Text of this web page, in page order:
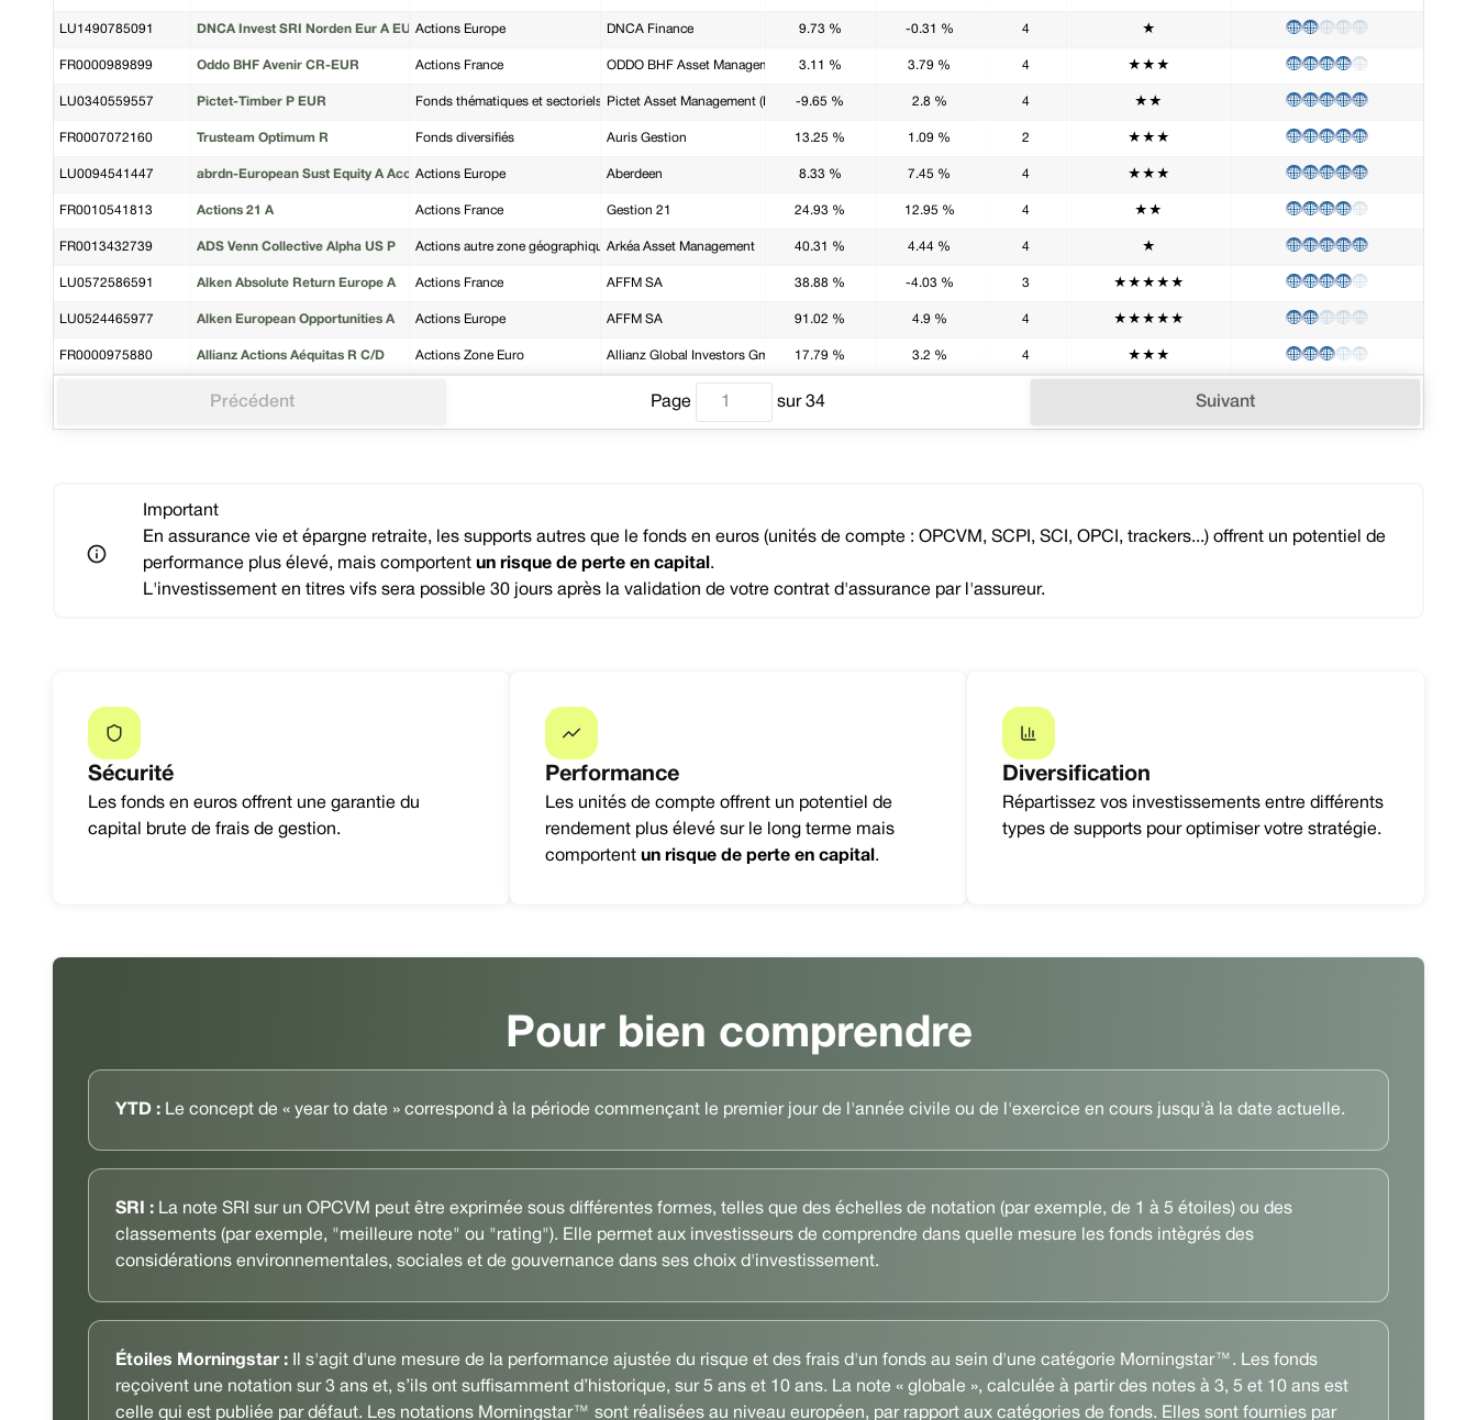
LU1490785091 DNCA Invest SRI Norden Eur A EURActions Europe DNCA Finance 9.73 % -0.31 % 4 ★
FR0000989899 Oddo BHF Avenir CR-EUR Actions France ODDO BHF Asset Management SAS3.11 % 3.79 % 4 ★★★
LU0340559557 Pictet-Timber P EUR Fonds thématiques et sectoriels Pictet Asset Management (Europe) SA
-9.65 % 2.8 % 4 ★★
FR0007072160 Trusteam Optimum R Fonds diversifiés Auris Gestion 13.25 % 1.09 % 2 ★★★
LU0094541447 abrdn-European Sust Equity A Acc EURActions Europe Aberdeen 8.33 % 7.45 % 4 ★★★
FR0010541813 Actions 21 A Actions France Gestion 21 24.93 % 12.95 % 4 ★★
FR0013432739 ADS Venn Collective Alpha US P Actions autre zone géographique (États-Unis, Asie, marchés émergents...)
Arkéa Asset Management 40.31 % 4.44 % 4 ★
LU0572586591 Alken Absolute Return Europe A Actions France AFFM SA 38.88 % -4.03 % 3 ★★★★★
LU0524465977 Alken European Opportunities A Actions Europe AFFM SA 91.02 % 4.9 % 4 ★★★★★
FR0000975880 Allianz Actions Aéquitas R C/D Actions Zone Euro Allianz Global Investors GmbH 17.79 % 3.2 % 4 ★★★
Précédent Page sur 34 Suivant
Important
En assurance vie et épargne retraite, les supports autres que le fonds en euros (unités de compte : OPCVM, SCPI, SCI, OPCI, trackers...) offrent un potentiel de
performance plus élevé, mais comportent un risque de perte en capital .
L'investissement en titres vifs sera possible 30 jours après la validation de votre contrat d'assurance par l'assureur.
Sécurité
Les fonds en euros offrent une garantie du
capital brute de frais de gestion.
Performance
Les unités de compte offrent un potentiel de
rendement plus élevé sur le long terme mais
comportent un risque de perte en capital .
Diversification
Répartissez vos investissements entre différents
types de supports pour optimiser votre stratégie.
Pour bien comprendre
YTD : Le concept de « year to date » correspond à la période commençant le premier jour de l'année civile ou de l'exercice en cours jusqu'à la date actuelle.
SRI : La note SRI sur un OPCVM peut être exprimée sous différentes formes, telles que des échelles de notation (par exemple, de 1 à 5 étoiles) ou des
classements (par exemple, "meilleure note" ou "rating"). Elle permet aux investisseurs de comprendre dans quelle mesure les fonds intègrés des
considérations environnementales, sociales et de gouvernance dans ses choix d'investissement.
Étoiles Morningstar : Il s'agit d'une mesure de la performance ajustée du risque et des frais d'un fonds au sein d'une catégorie Morningstar™. Les fonds
reçoivent une notation sur 3 ans et, s’ils ont suffisamment d’historique, sur 5 ans et 10 ans. La note « globale », calculée à partir des notes à 3, 5 et 10 ans est
celle qui est publiée par défaut. Les notations Morningstar™ sont réalisées au niveau européen, par rapport aux catégories de fonds. Elles sont fournies par